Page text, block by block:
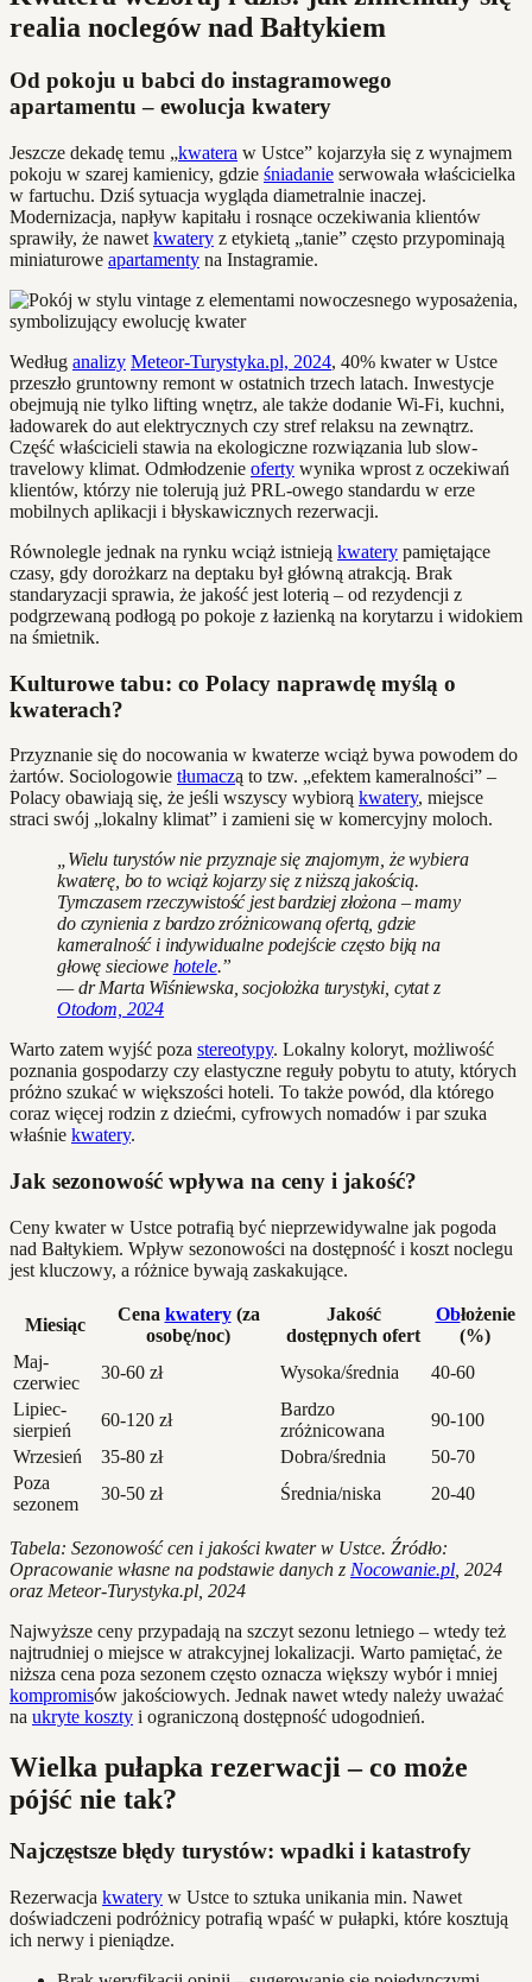
realia noclegów nad Bałtykiem
Od pokoju u babci do instagramowego
apartamentu – ewolucja kwatery
Jeszcze dekadę temu „kwatera w Ustce” kojarzyła się z wynajmem
pokoju w szarej kamienicy, gdzie śniadanie serwowała właścicielka
w fartuchu. Dziś sytuacja wygląda diametralnie inaczej.
Modernizacja, napływ kapitału i rosnące oczekiwania klientów
sprawiły, że nawet kwatery z etykietą „tanie” często przypominają
miniaturowe apartamenty na Instagramie.
Według analizy Meteor-Turystyka.pl, 2024, 40% kwater w Ustce
przeszło gruntowny remont w ostatnich trzech latach. Inwestycje
obejmują nie tylko lifting wnętrz, ale także dodanie Wi-Fi, kuchni,
ładowarek do aut elektrycznych czy stref relaksu na zewnątrz.
Część właścicieli stawia na ekologiczne rozwiązania lub slow-
travelowy klimat. Odmłodzenie oferty wynika wprost z oczekiwań
klientów, którzy nie tolerują już PRL-owego standardu w erze
mobilnych aplikacji i błyskawicznych rezerwacji.
Równolegle jednak na rynku wciąż istnieją kwatery pamiętające
czasy, gdy dorożkarz na deptaku był główną atrakcją. Brak
standaryzacji sprawia, że jakość jest loterią – od rezydencji z
podgrzewaną podłogą po pokoje z łazienką na korytarzu i widokiem
na śmietnik.
Kulturowe tabu: co Polacy naprawdę myślą o
kwaterach?
Przyznanie się do nocowania w kwaterze wciąż bywa powodem do
żartów. Sociologowie tłumaczą to tzw. „efektem kameralności” –
Polacy obawiają się, że jeśli wszyscy wybiorą kwatery, miejsce
straci swój „lokalny klimat” i zamieni się w komercyjny moloch.
„Wielu turystów nie przyznaje się znajomym, że wybiera
kwaterę, bo to wciąż kojarzy się z niższą jakością.
Tymczasem rzeczywistość jest bardziej złożona – mamy
do czynienia z bardzo zróżnicowaną ofertą, gdzie
kameralność i indywidualne podejście często biją na
głowę sieciowe hotele.”
— dr Marta Wiśniewska, socjolożka turystyki, cytat z
Otodom, 2024
Warto zatem wyjść poza stereotypy. Lokalny koloryt, możliwość
poznania gospodarzy czy elastyczne reguły pobytu to atuty, których
próżno szukać w większości hoteli. To także powód, dla którego
coraz więcej rodzin z dziećmi, cyfrowych nomadów i par szuka
właśnie kwatery.
Jak sezonowość wpływa na ceny i jakość?
Ceny kwater w Ustce potrafią być nieprzewidywalne jak pogoda
nad Bałtykiem. Wpływ sezonowości na dostępność i koszt noclegu
jest kluczowy, a różnice bywają zaskakujące.
Miesiąc
Cena kwatery(za
osobę/noc)
Jakość
dostępnych ofert
Obłożenie
(%)
Maj-
czerwiec
30-60 zł Wysoka/średnia
40-60
Lipiec-
sierpień
60-120 zł
Bardzo
zróżnicowana
90-100
Wrzesień
35-80 zł Dobra/średnia
50-70
Poza
sezonem
30-50 zł Średnia/niska 20-40
Tabela: Sezonowość cen i jakości kwater w Ustce. Źródło:
Opracowanie własne na podstawie danych z Nocowanie.pl , 2024
oraz Meteor-Turystyka.pl, 2024
Najwyższe ceny przypadają na szczyt sezonu letniego – wtedy też
najtrudniej o miejsce w atrakcyjnej lokalizacji. Warto pamiętać, że
niższa cena poza sezonem często oznacza większy wybór i mniej
kompromisów jakościowych. Jednak nawet wtedy należy uważać
na ukryte koszty i ograniczoną dostępność udogodnień.
Wielka pułapka rezerwacji – co może
pójść nie tak?
Najczęstsze błędy turystów: wpadki i katastrofy
Rezerwacja kwatery w Ustce to sztuka unikania min. Nawet
doświadczeni podróżnicy potrafią wpaść w pułapki, które kosztują
ich nerwy i pieniądze.